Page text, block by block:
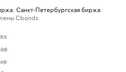
Санкт-Петербургская биржа
Cbonds.